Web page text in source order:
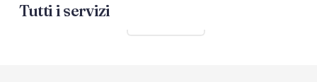
Tutti i servizi